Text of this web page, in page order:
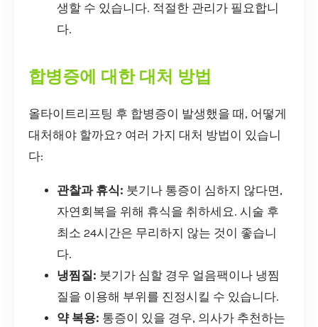
생할 수 있습니다. 적절한 관리가 필요합니
다.
합병증에 대한 대처 방법
올타이트리프팅 후 합병증이 발생했을 때, 어떻게
대처해야 할까요? 여러 가지 대처 방법이 있습니
다:
관찰과 휴식: 붓기나 통증이 심하지 않다면,
자연회복을 위해 휴식을 취하세요. 시술 후
최소 24시간은 무리하지 않는 것이 좋습니
다.
냉찜질: 붓기가 심할 경우 얼음팩이나 냉찜
질을 이용해 부위를 진정시킬 수 있습니다.
약 복용: 통증이 있을 경우, 의사가 추천하는